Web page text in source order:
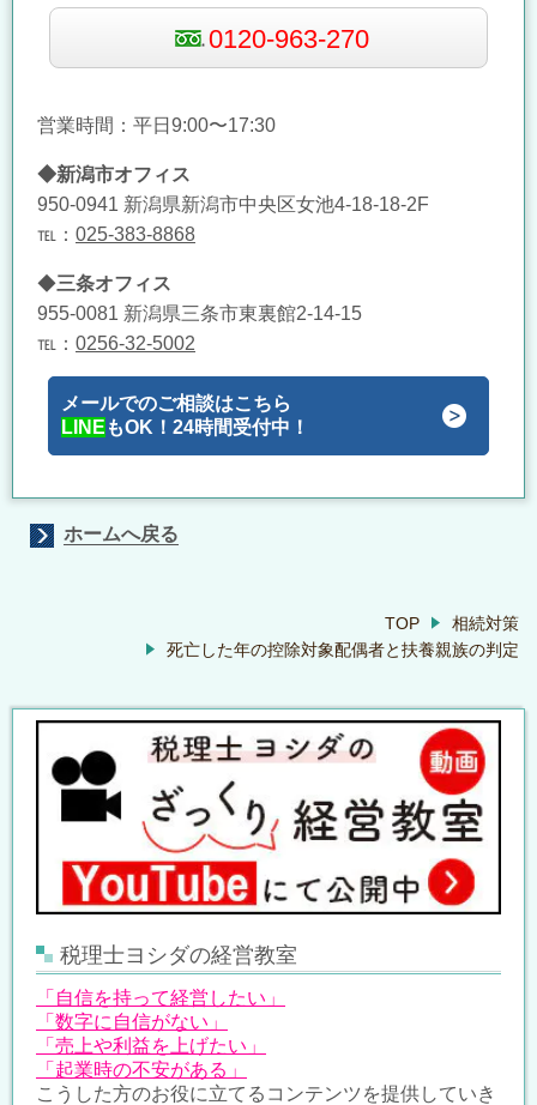
0120-963-270
営業時間：平日9:00〜17:30
◆新潟市オフィス
950-0941 新潟県新潟市中央区女池4-18-18-2F
℡： 025-383-8868
◆三条オフィス
955-0081 新潟県三条市東裏館2-14-15
℡： 0256-32-5002
メールでのご相談はこちら
LINE もOK！24時間受付中！
ホームへ戻る
TOP
相続対策
死亡した年の控除対象配偶者と扶養親族の判定
税理士ヨシダの経営教室
「自信を持って経営したい」
「数字に自信がない」
「売上や利益を上げたい」
「起業時の不安がある」
こうした方のお役に立てるコンテンツを提供していき